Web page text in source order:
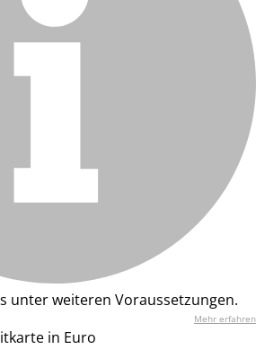
unter weiteren Voraussetzungen.
Mehr erfahren
in Euro